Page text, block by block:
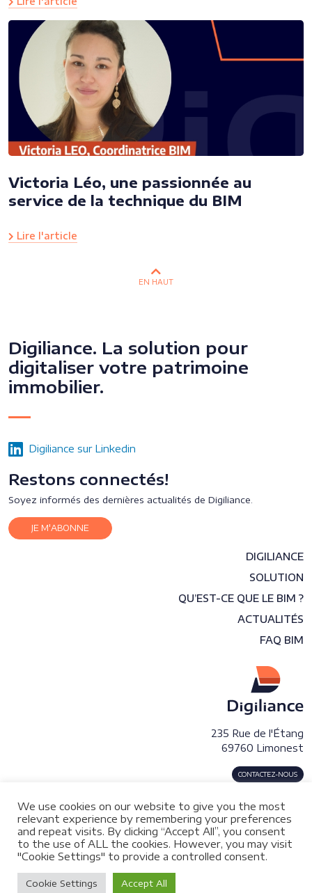
Victoria Léo, une passionnée au
service de la technique du BIM
Lire l'article
EN HAUT
Digiliance. La solution pour
digitaliser votre patrimoine
immobilier.
Digiliance sur Linkedin
Restons connectés!
Soyez informés des dernières actualités de Digiliance.
JE M'ABONNE
DIGILIANCE
SOLUTION
QU’EST-CE QUE LE BIM ?
ACTUALITÉS
FAQ BIM
235 Rue de l'Étang
69760 Limonest
CONTACTEZ-NOUS
© 2026 DIGILIANCE Digitalisation du patrimoine immobilier.
Mentions légales
We use cookies on our website to give you the most
relevant experience by remembering your preferences
and repeat visits. By clicking “Accept All”, you consent
to the use of ALL the cookies. However, you may visit
"Cookie Settings" to provide a controlled consent.
Cookie Settings Accept All